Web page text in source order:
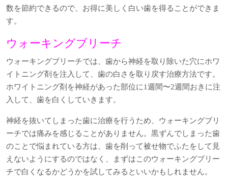
数を節約できるので、お得に美しく白い歯を得ることができま
す。
ウォーキングブリーチ
ウォーキングブリーチでは、歯から神経を取り除いた穴にホワ
イトニング剤を注入して、歯の白さを取り戻す治療方法です。
ホワイトニング剤を神経があった部位に1週間〜2週間おきに注
入して、歯を白くしていきます。
神経を抜いてしまった歯に治療を行うため、ウォーキングブリ
ーチでは痛みを感じることがありません。黒ずんでしまった歯
のことで悩まれている方は、歯を削って被せ物でふたをして見
えないようにするのではなく、まずはこのウォーキングブリー
チで白くなるかどうかを試してみるといいかもしれません。